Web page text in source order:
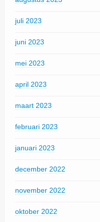
juli 2023
juni 2023
mei 2023
april 2023
maart 2023
februari 2023
januari 2023
december 2022
november 2022
oktober 2022